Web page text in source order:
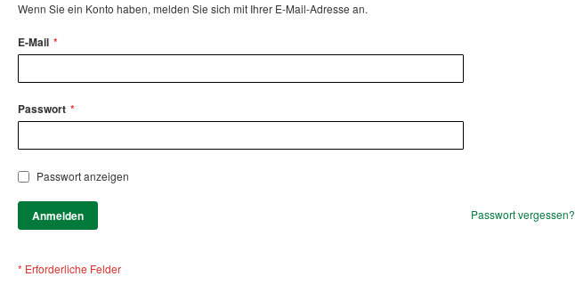
Wenn Sie ein Konto haben, melden Sie sich mit Ihrer E-Mail-Adresse an.
E-Mail
Passwort
Passwort anzeigen
Anmelden Passwort vergessen?